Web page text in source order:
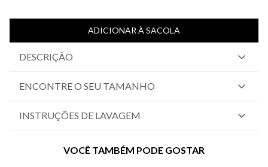
ADICIONAR À SACOLA
DESCRIÇÃO
ENCONTRE O SEU TAMANHO
INSTRUÇÕES DE LAVAGEM
VOCÊ TAMBÉM PODE GOSTAR